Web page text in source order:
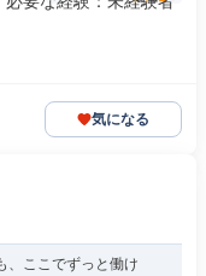
気になる
、ここでずっと働け